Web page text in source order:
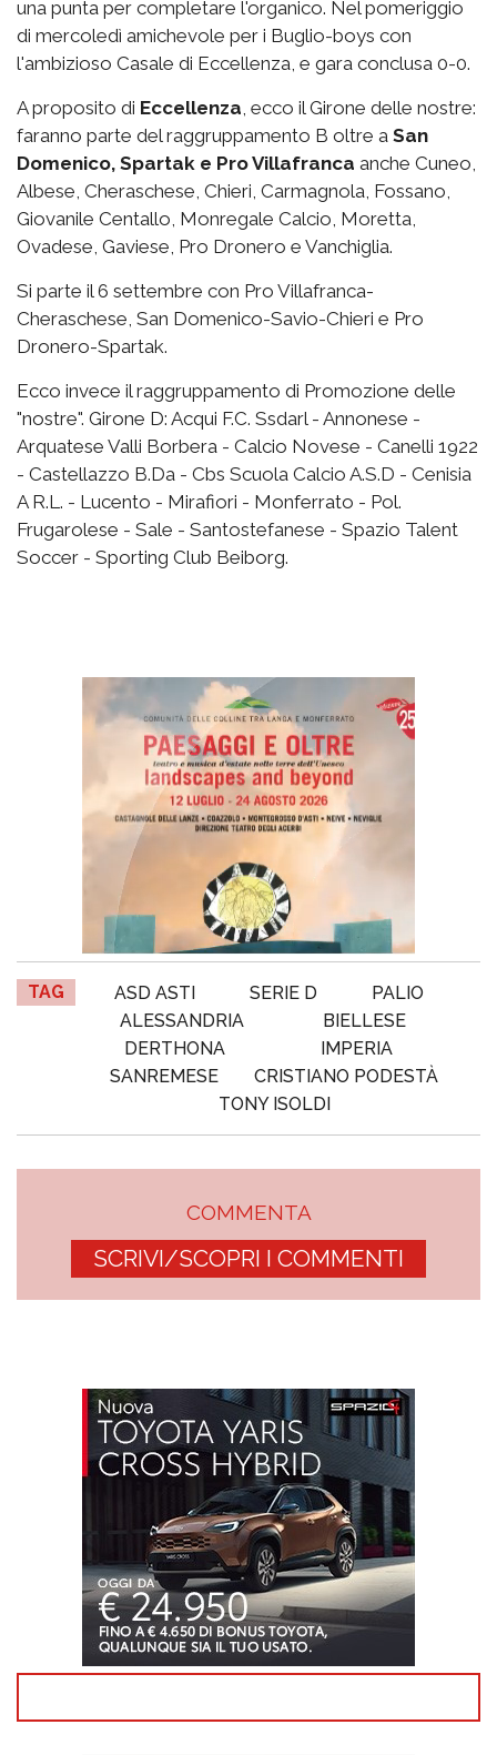
una punta per completare l'organico. Nel pomeriggio
di mercoledì amichevole per i Buglio-boys con
l'ambizioso Casale di Eccellenza, e gara conclusa 0-0.
A proposito di Eccellenza, ecco il Girone delle nostre:
faranno parte del raggruppamento B oltre a San
Domenico, Spartak e Pro Villafranca anche Cuneo,
Albese, Cheraschese, Chieri, Carmagnola, Fossano,
Giovanile Centallo, Monregale Calcio, Moretta,
Ovadese, Gaviese, Pro Dronero e Vanchiglia.
Si parte il 6 settembre con Pro Villafranca-
Cheraschese, San Domenico-Savio-Chieri e Pro
Dronero-Spartak.
Ecco invece il raggruppamento di Promozione delle
"nostre". Girone D: Acqui F.C. Ssdarl - Annonese -
Arquatese Valli Borbera - Calcio Novese - Canelli 1922
- Castellazzo B.Da - Cbs Scuola Calcio A.S.D - Cenisia
A R.L. - Lucento - Mirafiori - Monferrato - Pol.
Frugarolese - Sale - Santostefanese - Spazio Talent
Soccer - Sporting Club Beiborg.
TAG ASD ASTI SERIE D
PALIO
ALESSANDRIA
BIELLESE
DERTHONA
IMPERIA
SANREMESE
CRISTIANO PODESTÀ
TONY ISOLDI
COMMENTA
SCRIVI/SCOPRI I COMMENTI